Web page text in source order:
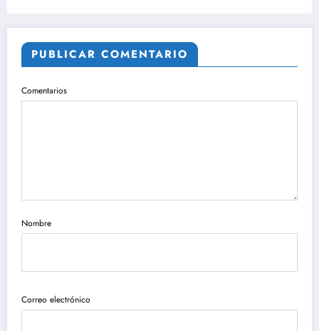
PUBLICAR COMENTARIO
Comentarios
Nombre
Correo electrónico